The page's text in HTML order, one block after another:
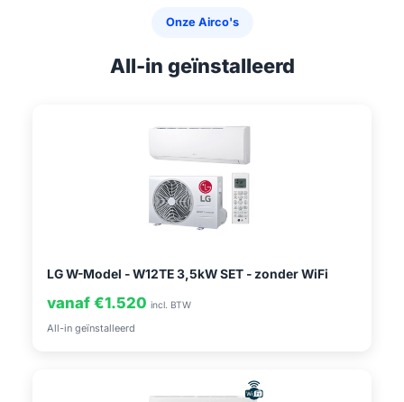
Onze Airco's
All-in geïnstalleerd
LG W-Model - W12TE 3,5kW SET - zonder WiFi
vanaf €1.520 incl. BTW
All-in geïnstalleerd